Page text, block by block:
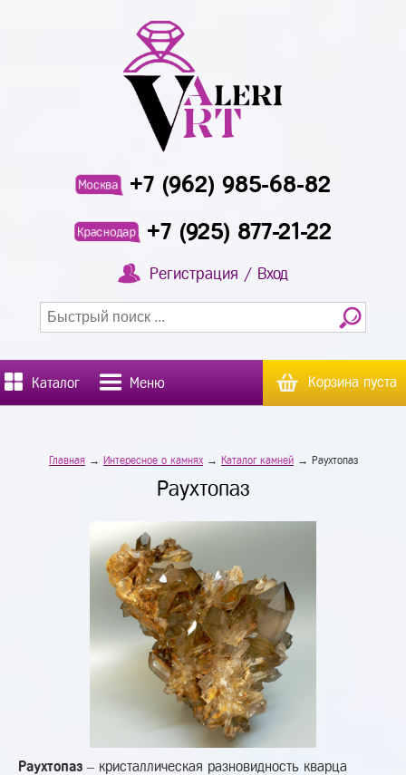
Москва +7 (962) 985-68-82
Краснодар +7 (925) 877-21-22
Регистрация / Вход
Каталог Меню Корзина пуста
Главная→ Интересное о камнях→ Каталог камней→ Раухтопаз
Раухтопаз
Раухтопаз – кристаллическая разновидность кварца